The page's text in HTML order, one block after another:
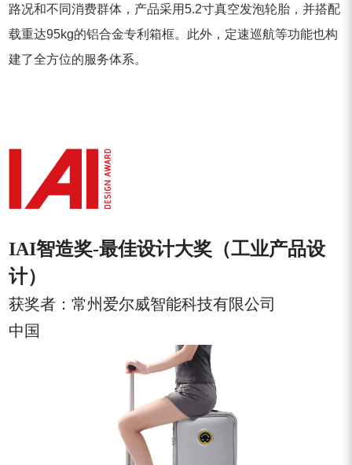
路况和不同消费群体，产品采用5.2寸真空发泡轮胎，并搭配
载重达95kg的铝合金专利箱框。此外，定速巡航等功能也构
建了全方位的服务体系。
IAI智造奖-最佳设计大奖（工业产品设
计）
获奖者：常州爱尔威智能科技有限公司
中国